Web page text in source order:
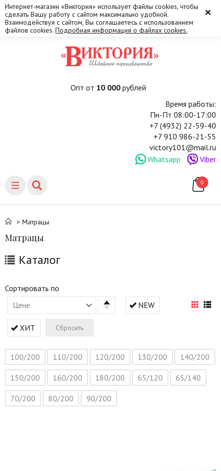
×
Интернет-магазин «Виктория» использует файлы cookies, чтобы
сделать Вашу работу с сайтом максимально удобной.
Взаимодействуя с сайтом, Вы соглашаетесь с использованием
файлов cookies. Подробная информация о файлах cookies.
Опт от 10 000рублей
Время работы:
Пн-Пт 08:00-17:00
+7 (4932) 22-59-40
+7 910 986-21-55
victory101@mail.ru
Whatsapp
Viber
0
> Матрацы
Матрацы
Каталог
Сортировать по
Цене
NEW
ХИТ Сбросить
100/200 110/200 120/200 130/200 140/200
150/200 160/200 180/200 65/120 65/140
70/200 80/200 90/200